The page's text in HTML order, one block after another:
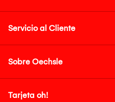
Servicio al Cliente
Sobre Oechsle
Tarjeta oh!